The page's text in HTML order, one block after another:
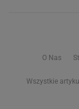
O Nas
Wszystkie